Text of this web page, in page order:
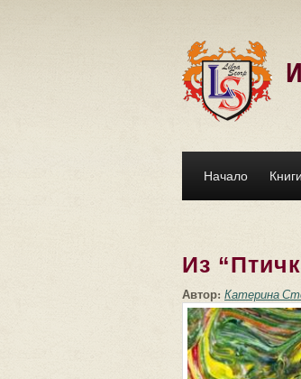
Начало Книги
Из
Автор: Катерина